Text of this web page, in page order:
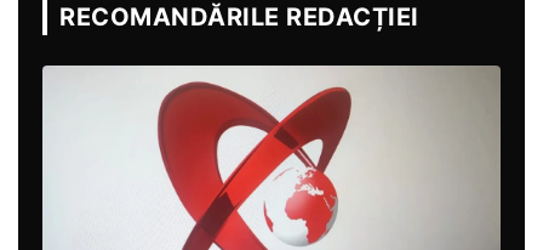
RECOMANDĂRILE REDACȚIEI